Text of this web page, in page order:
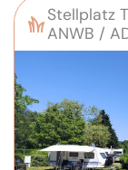
Stellplatz
ANWB /